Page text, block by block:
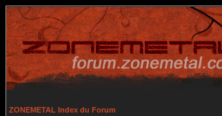
ZONEMETAL Index du Forum